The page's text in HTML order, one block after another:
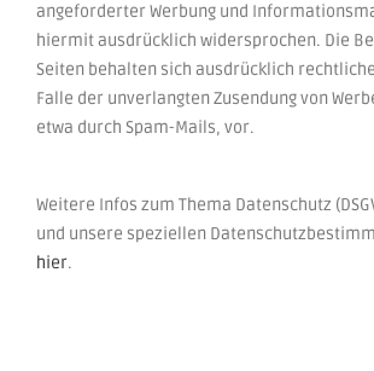
angeforderter Werbung und
hiermit ausdrücklich widersprochen. Die
Seiten behalten sich ausdrücklich
Falle der unverlangten Zusendung von
etwa durch Spam-Mails, vor.
Weitere Infos zum Thema Datenschutz
und unsere speziellen
hier.